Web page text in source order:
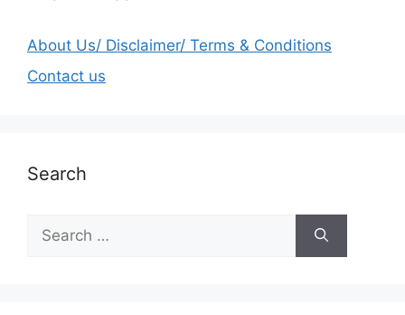
About Us/ Disclaimer/ Terms & Conditions
Contact us
Search